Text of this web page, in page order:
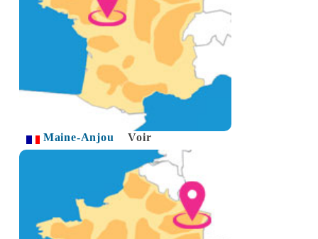
Maine-Anjou Voir